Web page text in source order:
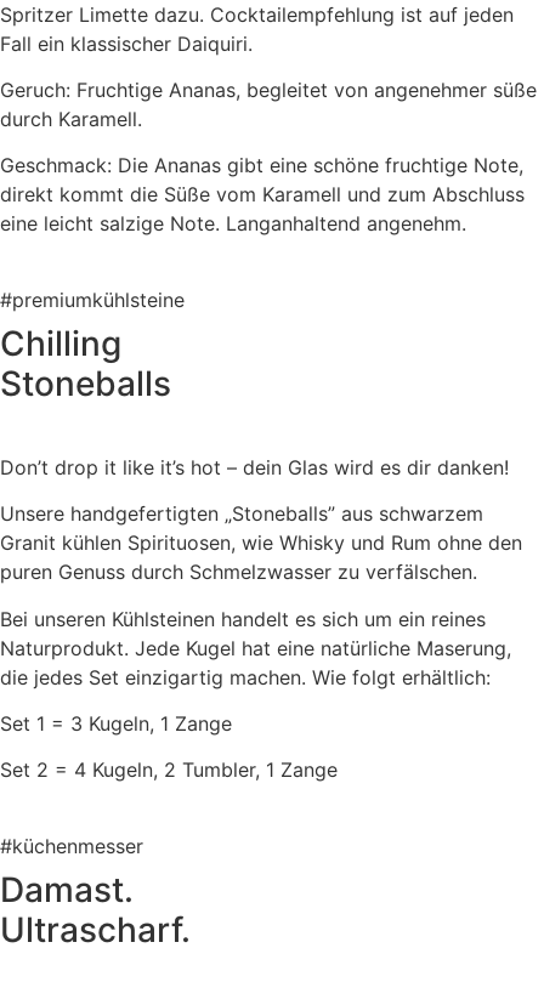
Spritzer Limette dazu. Cocktailempfehlung ist auf jeden
Fall ein klassischer Daiquiri.
Geruch: Fruchtige Ananas, begleitet von angenehmer süße
durch Karamell.
Geschmack: Die Ananas gibt eine schöne fruchtige Note,
direkt kommt die Süße vom Karamell und zum Abschluss
eine leicht salzige Note. Langanhaltend angenehm.
#premiumkühlsteine
Chilling
Stoneballs
Don’t drop it like it’s hot – dein Glas wird es dir danken!
Unsere handgefertigten „Stoneballs” aus schwarzem
Granit kühlen Spirituosen, wie Whisky und Rum ohne den
puren Genuss durch Schmelzwasser zu verfälschen.
Bei unseren Kühlsteinen handelt es sich um ein reines
Naturprodukt. Jede Kugel hat eine natürliche Maserung,
die jedes Set einzigartig machen. Wie folgt erhältlich:
Set 1 = 3 Kugeln, 1 Zange
Set 2 = 4 Kugeln, 2 Tumbler, 1 Zange
#küchenmesser
Damast.
Ultrascharf.